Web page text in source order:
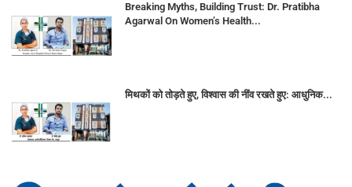
Breaking Myths, Building Trust: Dr. Pratibha
Agarwal On Women’s Health...
मिथकों को तोड़ते हुए, विश्वास की नींव रखते हुए: आधुनिक...